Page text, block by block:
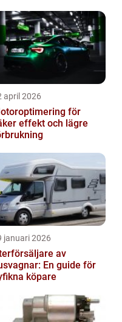
april 2026
för
effekt och lägre
januari 2026
av
En guide för
köpare